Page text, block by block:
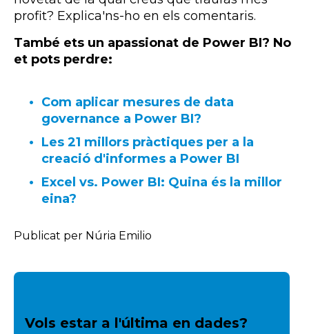
profit? Explica'ns-ho en els comentaris.
També ets un apassionat de Power BI? No
et pots perdre:
Com aplicar mesures de data
governance a Power BI?
Les 21 millors pràctiques per a la
creació d'informes a Power BI
Excel vs. Power BI: Quina és la millor
eina?
Publicat per Núria Emilio
Vols estar a l'última en dades?